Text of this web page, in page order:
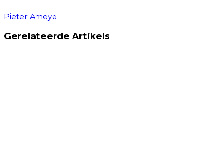
Pieter Ameye
Gerelateerde Artikels